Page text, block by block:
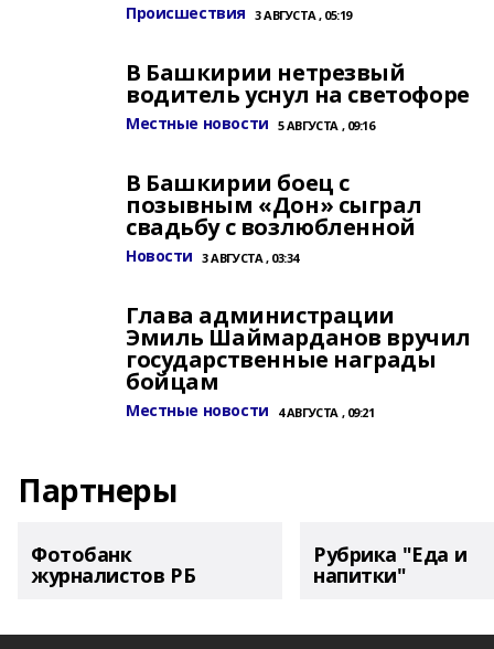
Происшествия 3 АВГУСТА , 05:19
В Башкирии нетрезвый
водитель уснул на светофоре
Местные новости 5 АВГУСТА , 09:16
В Башкирии боец с
позывным «Дон» сыграл
свадьбу с возлюбленной
Новости 3 АВГУСТА , 03:34
Глава администрации
Эмиль Шаймарданов вручил
государственные награды
бойцам
Местные новости 4 АВГУСТА , 09:21
Партнеры
Фотобанк
журналистов РБ
Рубрика "Еда и
напитки"